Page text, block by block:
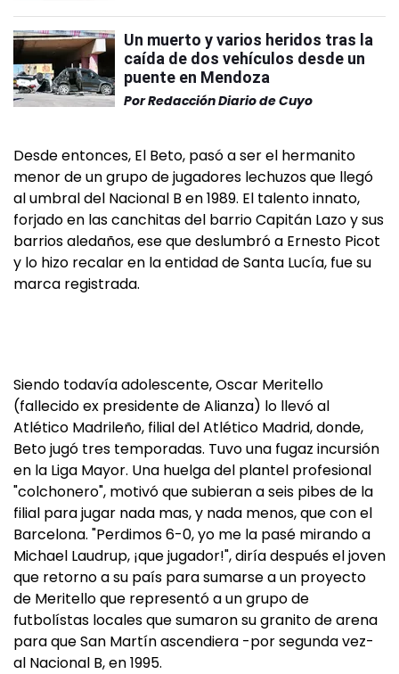
Un muerto y varios heridos tras la
caída de dos vehículos desde un
puente en Mendoza
PorRedacción Diario de Cuyo
Desde entonces, El Beto, pasó a ser el hermanito
menor de un grupo de jugadores lechuzos que llegó
al umbral del Nacional B en 1989. El talento innato,
forjado en las canchitas del barrio Capitán Lazo y sus
barrios aledaños, ese que deslumbró a Ernesto Picot
y lo hizo recalar en la entidad de Santa Lucía, fue su
marca registrada.
Siendo todavía adolescente, Oscar Meritello
(fallecido ex presidente de Alianza) lo llevó al
Atlético Madrileño, filial del Atlético Madrid, donde,
Beto jugó tres temporadas. Tuvo una fugaz incursión
en la Liga Mayor. Una huelga del plantel profesional
"colchonero", motivó que subieran a seis pibes de la
filial para jugar nada mas, y nada menos, que con el
Barcelona. "Perdimos 6-0, yo me la pasé mirando a
Michael Laudrup, ¡que jugador!", diría después el joven
que retorno a su país para sumarse a un proyecto
de Meritello que representó a un grupo de
futbolístas locales que sumaron su granito de arena
para que San Martín ascendiera -por segunda vez-
al Nacional B, en 1995.